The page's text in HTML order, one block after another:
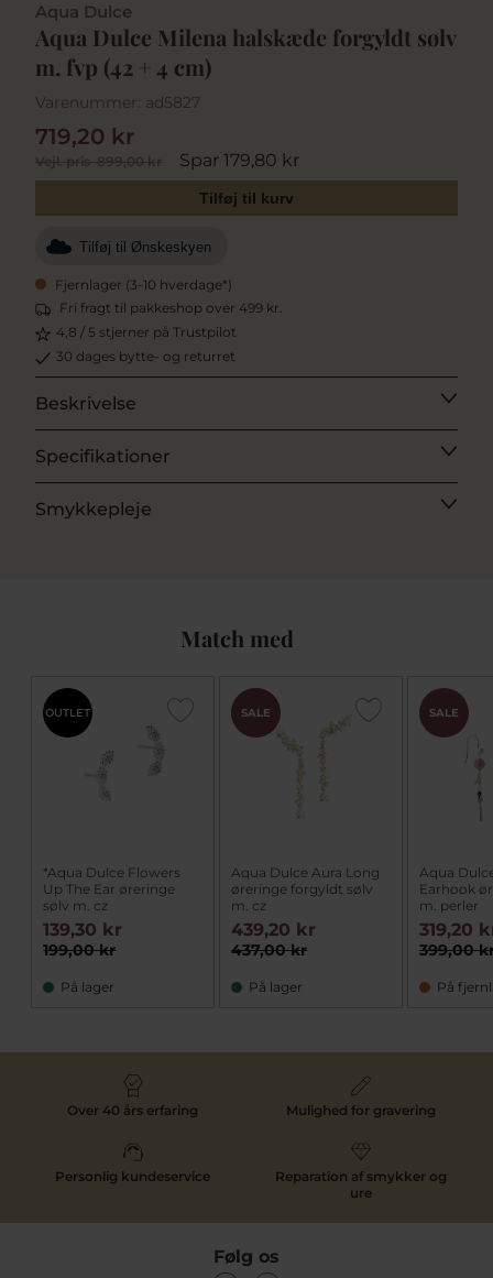
Aqua Dulce
Aqua Dulce Milena halskæde forgyldt sølv
m. fvp (42 + 4 cm)
Varenummer: ad5827
Vejl. pris899,00 kr Spar 179,80 kr
719,20 kr
Tilføj til kurv
Tilføj til Ønskeskyen
Fjernlager (3-10 hverdage*)
Fri fragt til pakkeshop over 499 kr.
4,8 / 5 stjerner på Trustpilot
30 dages bytte- og returret
Beskrivelse
Specifikationer
Smykkepleje
Match med
OUTLET
*Aqua Dulce Flowers
Up The Ear øreringe
sølv m. cz
199,00 kr
139,30 kr
På lager
PRIS
SALE
Aqua Dulce Aura Long
øreringe forgyldt sølv
m. cz
437,00 kr
439,20 kr
På lager
SALE
Aqua
Earhook
m. perler
399,00
319,20
På
Over 40 års erfaring Mulighed for gravering
Personlig kundeservice
Reparation af smykker og
ure
Følg os